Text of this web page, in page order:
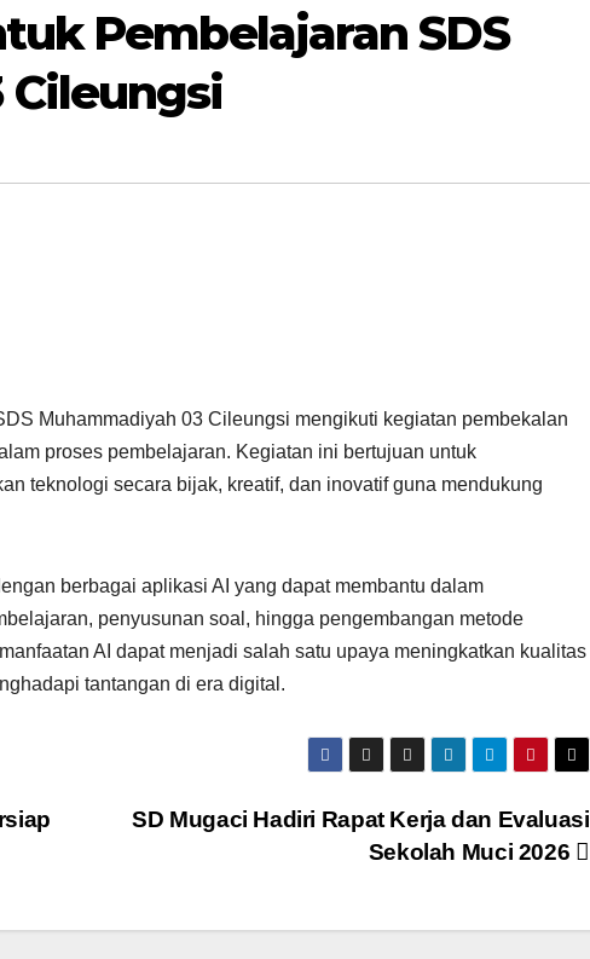
Pembelajaran SDS
Muhammadiyah 03 Cileungsi mengikuti kegiatan pembekalan
proses pembelajaran. Kegiatan ini bertujuan untuk
teknologi secara bijak, kreatif, dan inovatif guna mendukung
berbagai aplikasi AI yang dapat membantu dalam
penyusunan soal, hingga pengembangan metode
AI dapat menjadi salah satu upaya meningkatkan kualitas
tantangan di era digital.
SD Mugaci Hadiri Rapat Kerja dan Evaluasi
Sekolah Muci 2026